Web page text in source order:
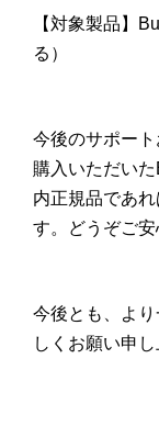
【対象製品】
る）
今後のサポー
購入いただい
内正規品であ
す。どうぞご安
今後とも、よ
しくお願い申し